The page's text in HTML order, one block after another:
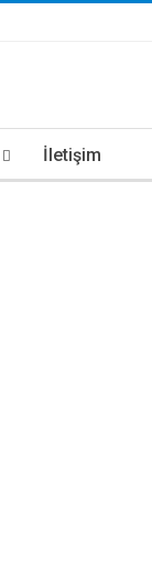
İletişim